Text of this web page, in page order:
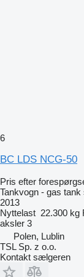
6
BC LDS NCG-50
Pris efter
Tankvogn - gas
2013
Nyttelast 22.300 kg
aksler 3
Polen, Lublin
TSL Sp. z o.o.
Kontakt sælgeren